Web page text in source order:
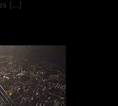
[…]